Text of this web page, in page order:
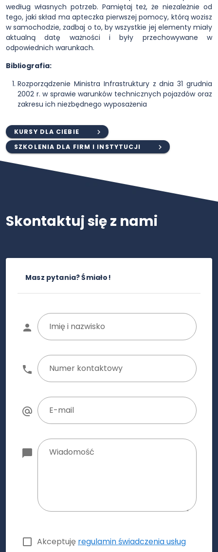
według własnych potrzeb. Pamiętaj też, że niezależnie od
tego, jaki skład ma apteczka pierwszej pomocy, którą wozisz
w samochodzie, zadbaj o to, by wszystkie jej elementy miały
aktualną datę ważności i były przechowywane w
odpowiednich warunkach.
Bibliografia:
Rozporządzenie Ministra Infrastruktury z dnia 31 grudnia
2002 r. w sprawie warunków technicznych pojazdów oraz
zakresu ich niezbędnego wyposażenia
KURSY DLA CIEBIE
SZKOLENIA DLA FIRM I INSTYTUCJI
Skontaktuj się z nami
Masz pytania? Śmiało!
Imię i nazwisko
Numer kontaktowy
E-mail
Wiadomość
Akceptuję regulamin świadczenia usług